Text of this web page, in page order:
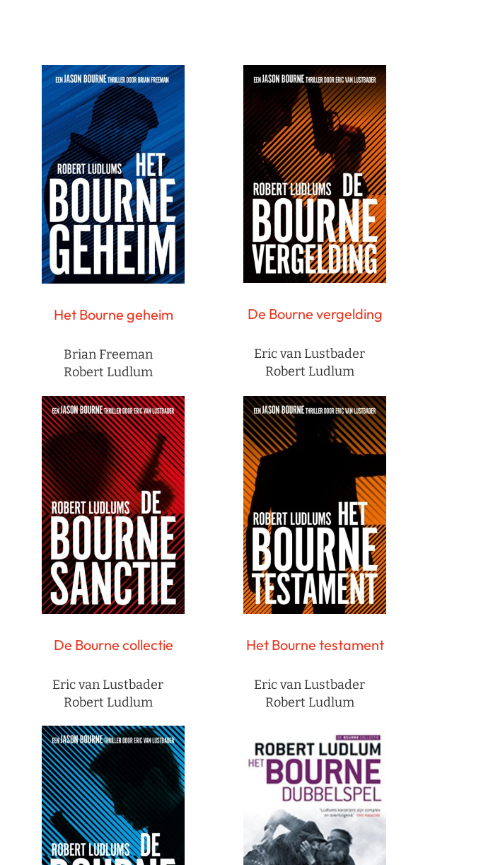
Het Bourne geheim
Brian Freeman
Robert Ludlum
De Bourne vergelding
Eric van Lustbader
Robert Ludlum
De Bourne collectie
Eric van Lustbader
Robert Ludlum
Het Bourne testament
Eric van Lustbader
Robert Ludlum